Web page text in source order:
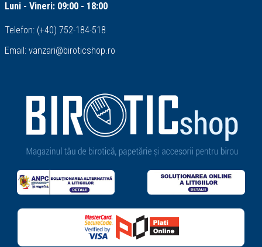
Luni - Vineri: 09:00 - 18:00
Telefon: (+40) 752-184-518
Email: vanzari@biroticshop.ro